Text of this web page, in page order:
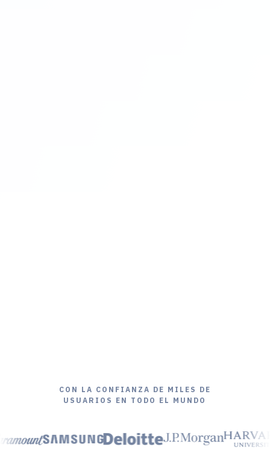
CON LA CONFIANZA DE MILES DE
USUARIOS EN TODO EL MUNDO